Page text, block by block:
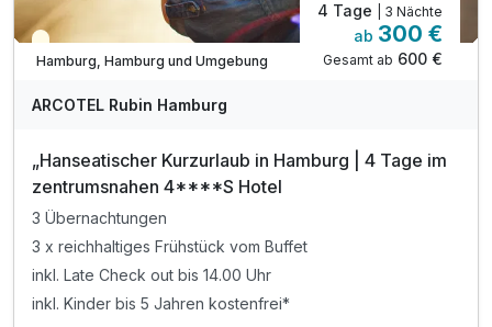
Teilweise ausgelastet
Hamburg, Hamburg und Umgebung
4 Tage | 3 Nächte
ab 300 €
Gesamt ab 600 €
ARCOTEL Rubin Hamburg
„Hanseatischer Kurzurlaub in Hamburg | 4 Tage im
zentrumsnahen 4****S Hotel
3 Übernachtungen
3 x reichhaltiges Frühstück vom Buffet
inkl. Late Check out bis 14.00 Uhr
inkl. Kinder bis 5 Jahren kostenfrei*